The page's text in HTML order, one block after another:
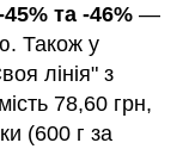
45% та -46% —
Також у
лінія" з
78,60 грн,
(600 г за